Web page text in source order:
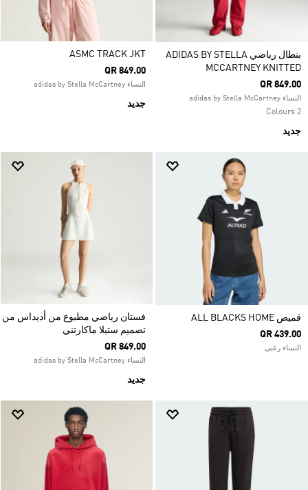
بنطال رياضي ADIDAS BY STELLA
MCCARTNEY KNITTED
QR 849.00
النساء adidas by Stella McCartney
2 Colours
جديد
ASMC TRACK JKT
QR 849.00
النساء adidas by Stella McCartney
جديد
قميص ALL BLACKS HOME
QR 439.00
النساء رغبي
فستان رياضي مطبوع من أديداس من
تصميم ستيلا ماكارتني
QR 849.00
النساء adidas by Stella McCartney
جديد